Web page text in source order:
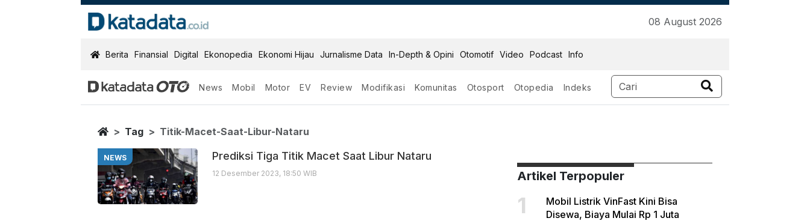
08 August 2026
KatadataOTO
Berita Finansial Digital Ekonopedia Ekonomi Hijau Jurnalisme Data In-Depth & Opini Otomotif Video Podcast Info
News Mobil Motor EV Review Modifikasi Komunitas Otosport Otopedia Indeks
Titik Macet Saat Libur Nataru
Berita Terbaru
Home
Tag Titik-Macet-Saat-Libur-Nataru
NEWS Prediksi Tiga Titik Macet Saat Libur Nataru
12 Desember 2023, 18:50 WIB Artikel Terpopuler
1
Mobil Listrik VinFast Kini Bisa
Disewa, Biaya Mulai Rp 1 Juta